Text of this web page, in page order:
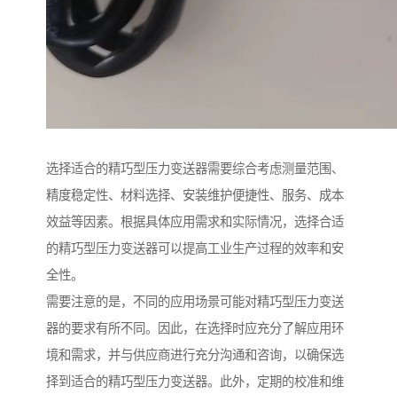
选择适合的精巧型压力变送器需要综合考虑测量范围、
精度稳定性、材料选择、安装维护便捷性、服务、成本
效益等因素。根据具体应用需求和实际情况，选择合适
的精巧型压力变送器可以提高工业生产过程的效率和安
全性。
需要注意的是，不同的应用场景可能对精巧型压力变送
器的要求有所不同。因此，在选择时应充分了解应用环
境和需求，并与供应商进行充分沟通和咨询，以确保选
择到适合的精巧型压力变送器。此外，定期的校准和维